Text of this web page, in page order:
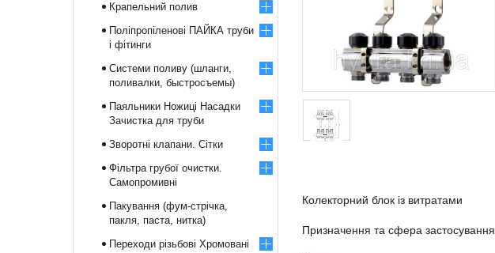
Колекторний блок із витратами
Призначення та сфера застосування
Крапельний полив
Поліпропіленові ПАЙКА труби
і фітинги
Системи поливу (шланги,
поливалки, быстросъемы)
Паяльники Ножиці Насадки
Зачистка для труби
Зворотні клапани. Сітки
Фільтра грубої очистки.
Самопромивні
Пакування (фум-стрічка,
пакля, паста, нитка)
Переходи різьбові Хромовані